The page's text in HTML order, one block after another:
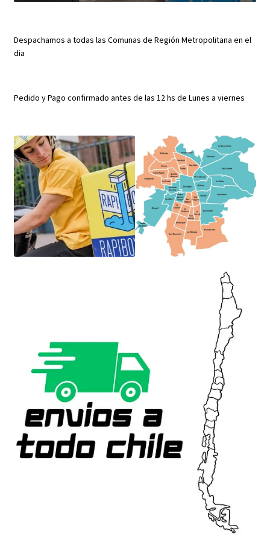
Despachamos a todas las Comunas de Región Metropolitana en el
dia
Pedido y Pago confirmado antes de las 12 hs de Lunes a viernes